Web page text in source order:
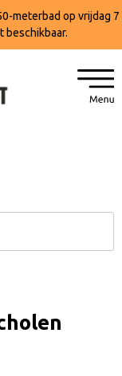
meterbad op vrijdag 7
beschikbaar.